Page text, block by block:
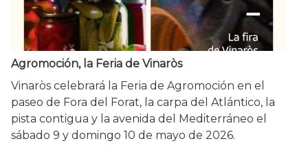
Agromoción, la Feria de Vinaròs
Vinaròs celebrará la Feria de Agromoción en el
paseo de Fora del Forat, la carpa del Atlántico, la
pista contigua y la avenida del Mediterráneo el
sábado 9 y domingo 10 de mayo de 2026.